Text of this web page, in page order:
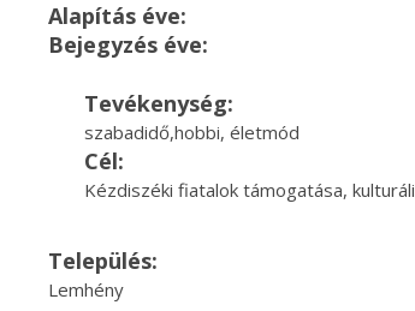
Alapítás éve:
Bejegyzés éve:
Tevékenység:
szabadidő,hobbi, életmód
Cél:
Kézdiszéki fiatalok támogatása,
Település:
Lemhény